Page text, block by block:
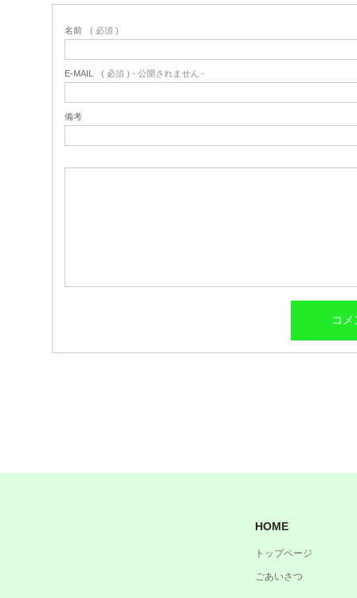
名前 ( 必須 )
E-MAIL ( 必須 ) - 公開されません -
備考
HOME
トップページ
ごあいさつ